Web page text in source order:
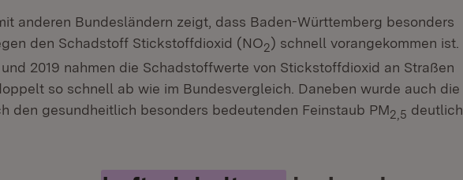
anderen Bundesländern zeigt, dass Baden-Württemberg besonders
den Schadstoff Stickstoffdioxid (NO2) schnell vorangekommen ist.
2019 nahmen die Schadstoffwerte von Stickstoffdioxid an Straßen
so schnell ab wie im Bundesvergleich. Daneben wurde auch die
den gesundheitlich besonders bedeutenden Feinstaub PM2,5 deutlich